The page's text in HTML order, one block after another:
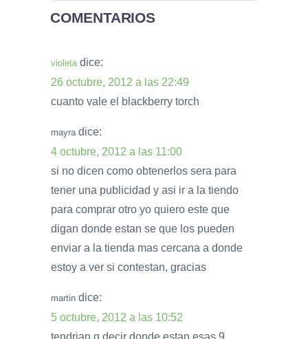
COMENTARIOS
violeta dice:
26 octubre, 2012 a las 22:49
cuanto vale el blackberry torch
mayra dice:
4 octubre, 2012 a las 11:00
si no dicen como obtenerlos sera para
tener una publicidad y asi ir a la tiendo
para comprar otro yo quiero este que
digan donde estan se que los pueden
enviar a la tienda mas cercana a donde
estoy a ver si contestan, gracias
martin dice:
5 octubre, 2012 a las 10:52
tendrian q decir donde estan esas 9